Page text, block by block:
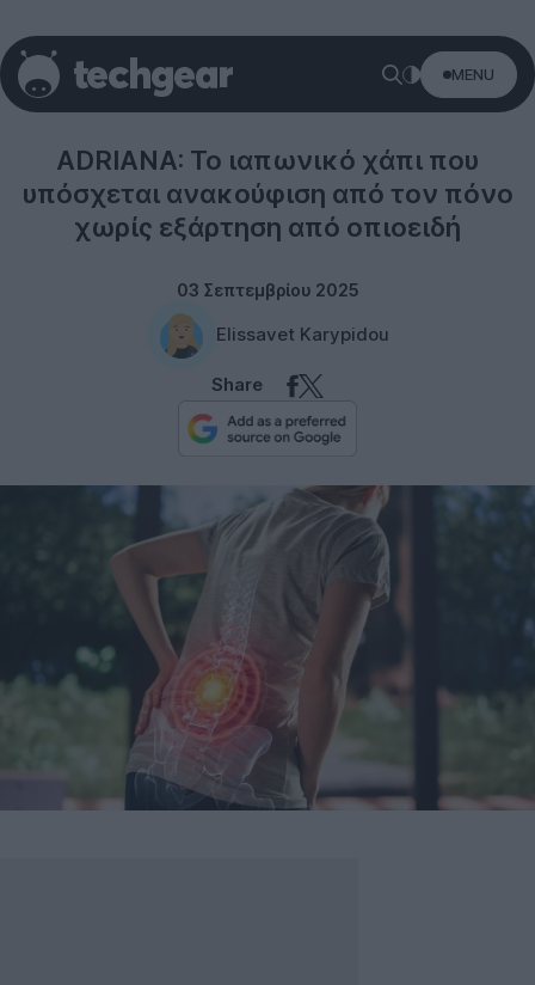
MENU
ADRIANA: Το ιαπωνικό χάπι που
υπόσχεται ανακούφιση από τον πόνο
χωρίς εξάρτηση από οπιοειδή
03 Σεπτεμβρίου 2025
Elissavet Karypidou
Share